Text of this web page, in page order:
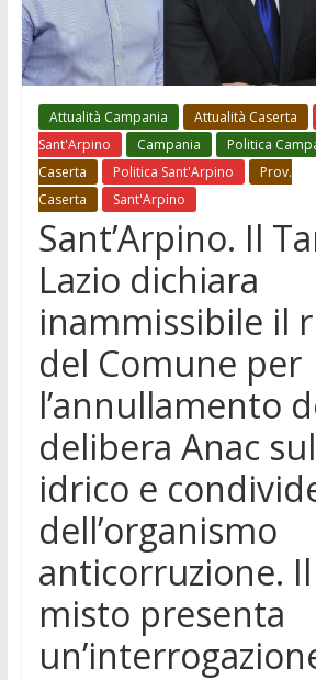
Attualità Campania Attualità Caserta
Sant'Arpino
Campania Politica
Caserta
Politica Sant'Arpino
Prov.
Caserta
Sant'Arpino
Sant’Arpino. Il
Lazio dichiara
inammissibile il
del Comune per
l’annullamento
delibera Anac
idrico e
dell’organismo
anticorruzione.
misto presenta